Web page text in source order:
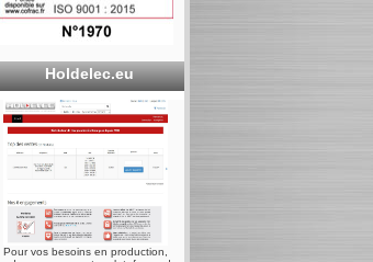
Holdelec.eu
Pour vos besoins en production,